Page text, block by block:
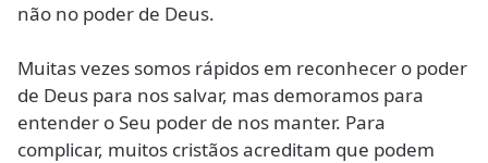
não no poder de Deus.
Muitas vezes somos rápidos em reconhecer o poder
de Deus para nos salvar, mas demoramos para
entender o Seu poder de nos manter. Para
complicar, muitos cristãos acreditam que podem